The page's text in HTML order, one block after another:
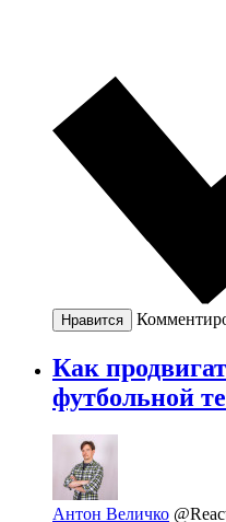
Нравится
Как
футбольной
Антон Величко